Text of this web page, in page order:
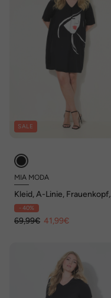
SALE
MIA MODA
Kleid, A-Linie, Frauenkopf,
Halbarm
- 40%
69,99€ 41,99€